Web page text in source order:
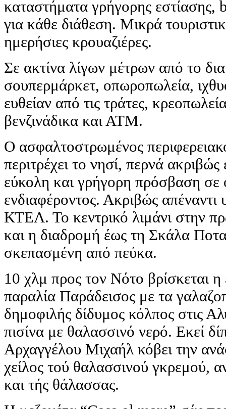
καταστήματα γρήγορης εστίασης,
για κάθε διάθεση. Μικρά
ημερήσιες κρουαζιέρες.
Σε ακτίνα λίγων μέτρων από το
σουπερμάρκετ, οπωροπωλεία,
ευθείαν από τις τράτες,
βενζινάδικα και ΑΤΜ.
Ο ασφαλτοστρωμένος
περιτρέχει το νησί, περνά
εύκολη και γρήγορη πρόσβαση σε
ενδιαφέροντος. Ακριβώς
ΚΤΕΛ. Το κεντρικό λιμάνι στην
και η διαδρομή έως τη Σκάλα
σκεπασμένη από πεύκα.
10 χλμ προς τον Νότο βρίσκεται
παραλία Παράδεισος με τα
δημοφιλής δίδυμος κόλπος στις
πισίνα με θαλασσινό νερό. Εκεί
Αρχαγγέλου Μιχαήλ κόβει την
χείλος τού θαλασσινού γκρεμού,
και τής θάλασσας.